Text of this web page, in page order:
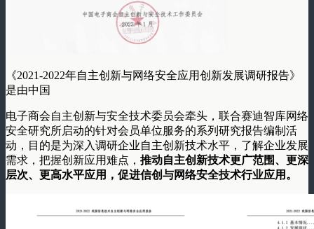
《2021-2022年自主创新与网络安全应用创新发展调研报告》
是由中国
电子商会自主创新与安全技术委员会牵头，联合赛迪智库网络
安全研究所启动的针对会员单位服务的系列研究报告编制活
动，目的是为深入调研企业自主创新技术水平，了解企业发展
需求，把握创新应用难点， 推动自主创新技术更广范围、更深
层次、更高水平应用，促进信创与网络安全技术行业应用。